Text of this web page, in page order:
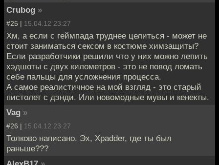
Crubog »
#25 | 15.04.12 23:27
Хм, а если с геймпада труднее целиться - может не
стоит заниматься сексом в костюме химзащиты?
Если разработчики решили что у них можно лепить
хэдшоты с двух километров - это не повод ломать
себе пальцы для усложнения процесса.
А самое реалистичное на мой взгляд - это старый
пистолет с дэнди. Или новомодные мувы и кенекты.
Vag »
#26 | 15.04.12 23:27
Толково написано. Эх, Xpadder, где ты был
раньше???